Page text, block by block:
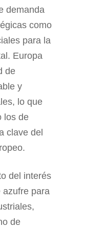
demanda
como
para la
Europa
de
y
lo que
los de
clave del
del interés
azufre para
de